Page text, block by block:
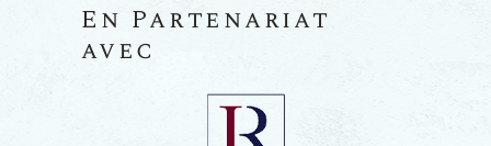
En Partenariat
avec